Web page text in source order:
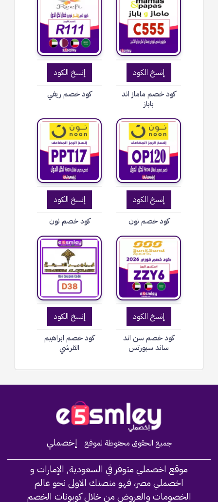
إنسخ الكود
كود خصم ماماز اند
باباز
إنسخ الكود
كود خصم ريفي
إنسخ الكود
كود خصم نون
إنسخ الكود
كود خصم نون
إنسخ الكود
كود خصم سن اند
ساند سبورتس
إنسخ الكود
كود خصم ابراهيم
القرشي
جميع الحقوق محفوظة لموقع
إخصملي
موقع اخصملي متوفر في السعودية, الإمارات و
اخصملي مصر، فهو منصتك الاولى نحو عالم
الخصومات والعروض من خلال كوبونات الخصم